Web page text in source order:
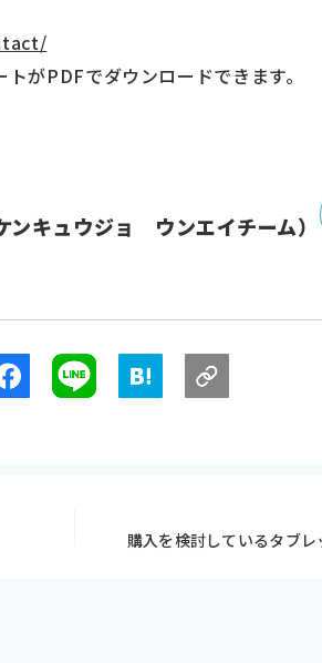
がPDFでダウンロードできます。
ンキュウジョ ウンエイチーム）
購入を検討しているタブ